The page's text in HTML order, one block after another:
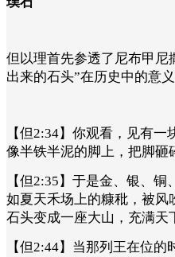
但以理首先参透了尼布甲尼
出来的石头”在历史中的意义
【但2:34】你观看，见有
像半铁半泥的脚上，把脚砸
【但2:35】于是金、银、
如夏天禾场上的糠秕，被风
石头变成一座大山，充满天
【但2:44】当那列王在位